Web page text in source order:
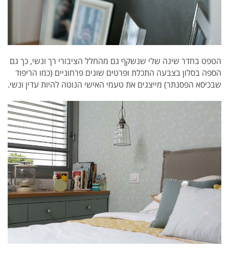
הטפט בחדר שינה שלי שנשקף גם מהחלל הציבורי רך ונשי, כך גם
הספה בסלון בצבעה התכלת ופרטים שונים פרחוניים (כמו הריפוד
שבכיסא הפסנתר) מייצגים את טעמי האישי הנוטה להיות עדין ונשי.